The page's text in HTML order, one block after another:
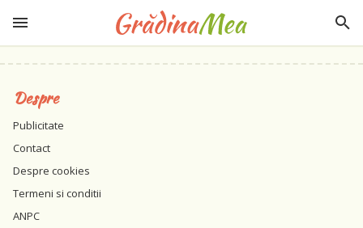
Despre
Publicitate
Contact
Despre cookies
Termeni si conditii
ANPC